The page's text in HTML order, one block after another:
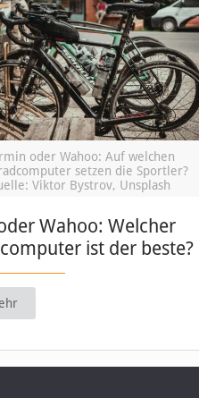
oder Wahoo: Auf welchen
setzen die Sportler?
Viktor Bystrov, Unsplash
Wahoo: Welcher
ist der beste?